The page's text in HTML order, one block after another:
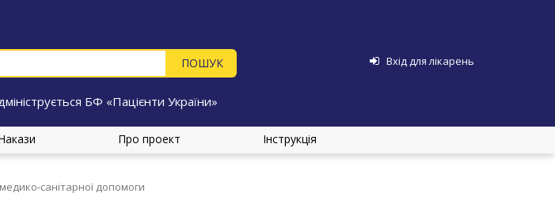
Вхід для лікарень
БФ «Пацієнти України»
Про проект Інструкція
санітарної допомоги